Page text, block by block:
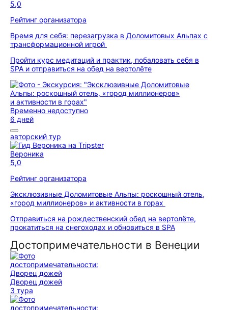
5,0
Рейтинг организатора
Время для себя: перезагрузка в Доломитовых Альпах с
трансформационной игрой
Пройти курс медитаций и практик, побаловать себя в
SPA и отправиться на обед на вертолёте
Временно недоступно
6 дней
авторский тур
Вероника
5,0
Рейтинг организатора
Эксклюзивные Доломитовые Альпы: роскошный отель,
«город миллионеров» и активности в горах
Отправиться на рождественский обед на вертолёте,
прокатиться на снегоходах и обновиться в SPA
Достопримечательности в Венеции
Дворец дожей
3 тура